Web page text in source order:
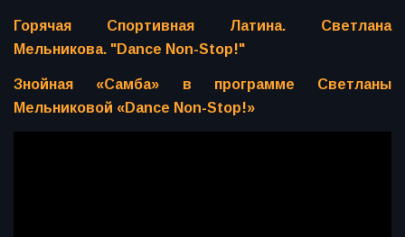
Горячая Спортивная Латина. Светлана
Мельникова. "Dance Non-Stop!"
Знойная «Самба» в программе Светланы
Мельниковой «Dance Non-Stop!»